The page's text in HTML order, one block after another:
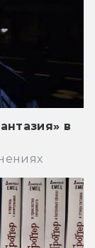
в